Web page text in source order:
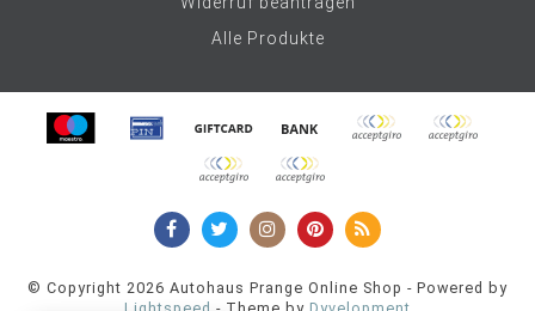
Alle Produkte
© Copyright 2026 Autohaus Prange Online Shop - Powered by